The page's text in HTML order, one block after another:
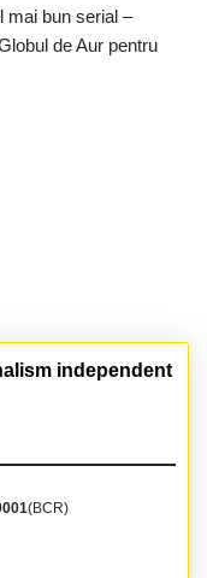
mai bun serial –
de Aur pentru
independent
(BCR)